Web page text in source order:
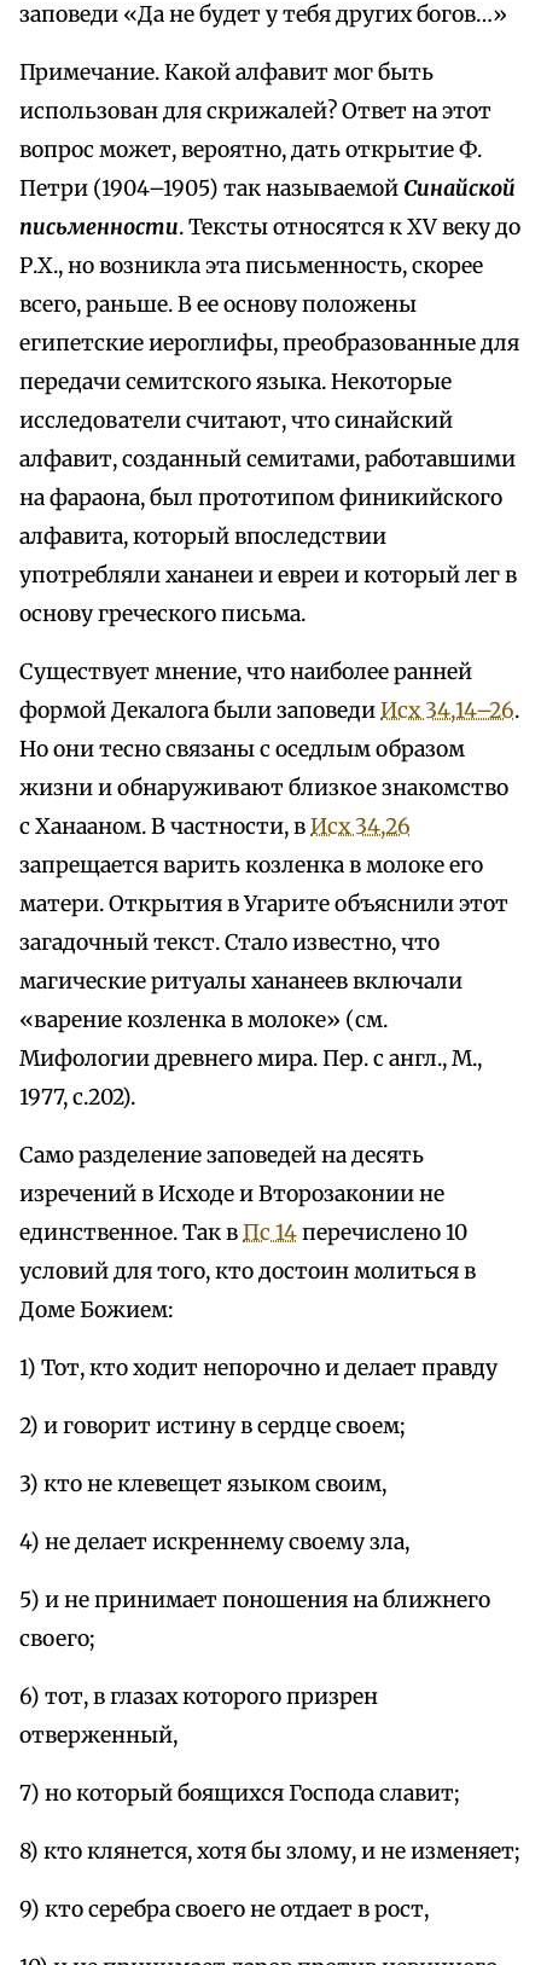
заповеди «Да не будет у тебя других богов…»
Примечание. Какой алфавит мог быть
использован для скрижалей? Ответ на этот
вопрос может, вероятно, дать открытие Ф.
Петри (1904–1905) так называемой Синайской
письменности. Тексты относятся к XV веку до
Р.Х., но возникла эта письменность, скорее
всего, раньше. В ее основу положены
египетские иероглифы, преобразованные для
передачи семитского языка. Некоторые
исследователи считают, что синайский
алфавит, созданный семитами, работавшими
на фараона, был прототипом финикийского
алфавита, который впоследствии
употребляли хананеи и евреи и который лег в
основу греческого письма.
Существует мнение, что наиболее ранней
формой Декалога были заповедиИсх 34,14–26.
Но они тесно связаны с оседлым образом
жизни и обнаруживают близкое знакомство
с Ханааном. В частности, вИсх 34,26
запрещается варить козленка в молоке его
матери. Открытия в Угарите объяснили этот
загадочный текст. Стало известно, что
магические ритуалы хананеев включали
«варение козленка в молоке» (см.
Мифологии древнего мира. Пер. с англ., М.,
1977, с.202).
Само разделение заповедей на десять
изречений в Исходе и Второзаконии не
единственное. Так вПс 14перечислено 10
условий для того, кто достоин молиться в
Доме Божием:
1) Тот, кто ходит непорочно и делает правду
2) и говорит истину в сердце своем;
3) кто не клевещет языком своим,
4) не делает искреннему своему зла,
5) и не принимает поношения на ближнего
своего;
6) тот, в глазах которого призрен
отверженный,
7) но который боящихся Господа славит;
8) кто клянется, хотя бы злому, и не изменяет;
9) кто серебра своего не отдает в рост,